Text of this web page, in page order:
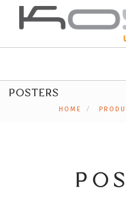
REGISTE-SE
POSTERS
HOME